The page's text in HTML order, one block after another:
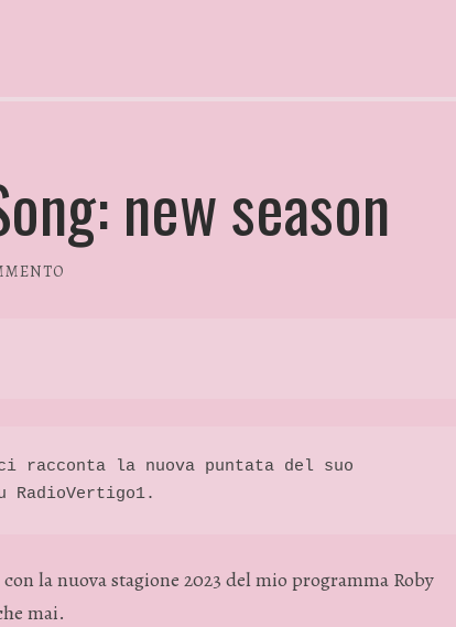
new season
racconta la nuova puntata del suo
RadioVertigo1.
la nuova stagione 2023 del mio programma Roby
mai.